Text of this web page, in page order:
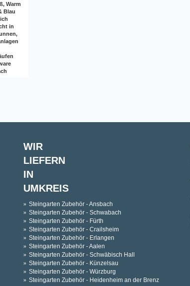
Warm
Blau
in
WIR
LIEFERN
IN
UMKREIS
Steingarten Zubehör - Ansbach
Steingarten Zubehör - Schwabach
Steingarten Zubehör - Fürth
Steingarten Zubehör - Crailsheim
Steingarten Zubehör - Erlangen
Steingarten Zubehör - Aalen
Steingarten Zubehör - Schwäbisch Hall
Steingarten Zubehör - Künzelsau
Steingarten Zubehör - Würzburg
Steingarten Zubehör - Heidenheim an der Brenz